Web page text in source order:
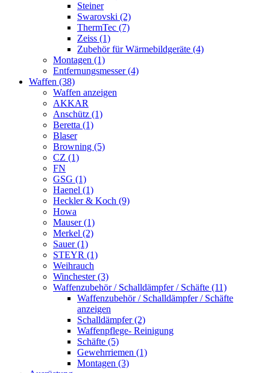
Steiner
Swarovski (2)
ThermTec (7)
Zeiss (1)
Zubehör für Wärmebildgeräte (4)
Montagen (1)
Entfernungsmesser (4)
Waffen (38)
Waffen anzeigen
AKKAR
Anschütz (1)
Beretta (1)
Blaser
Browning (5)
CZ (1)
FN
GSG (1)
Haenel (1)
Heckler & Koch (9)
Howa
Mauser (1)
Merkel (2)
Sauer (1)
STEYR (1)
Weihrauch
Winchester (3)
Waffenzubehör / Schalldämpfer / Schäfte (11)
Waffenzubehör / Schalldämpfer / Schäfte
anzeigen
Schalldämpfer (2)
Waffenpflege- Reinigung
Schäfte (5)
Gewehrriemen (1)
Montagen (3)